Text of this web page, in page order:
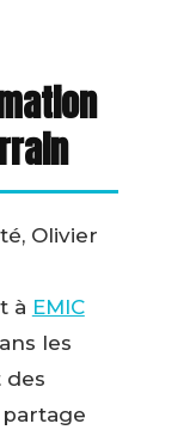
Olivier
à EMIC
les
des